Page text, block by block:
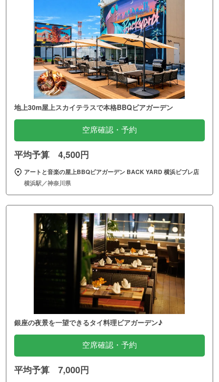
地上30m屋上スカイテラスで本格BBQビアガーデン
空席確認・予約
平均予算 4,500円
アートと音楽の屋上BBQビアガーデン BACK YARD 横浜ビブレ店
横浜駅／神奈川県
銀座の夜景を一望できるタイ料理ビアガーデン♪
空席確認・予約
平均予算 7,000円